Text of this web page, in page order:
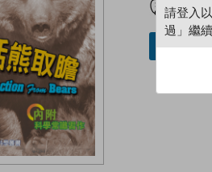
加
請登入
過」繼續